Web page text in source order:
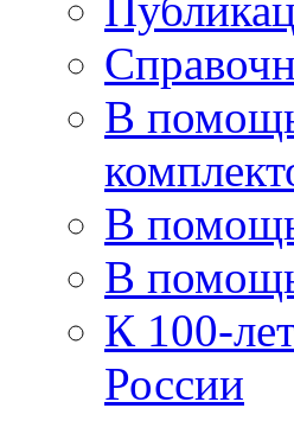
В
В
В
К 100-
России